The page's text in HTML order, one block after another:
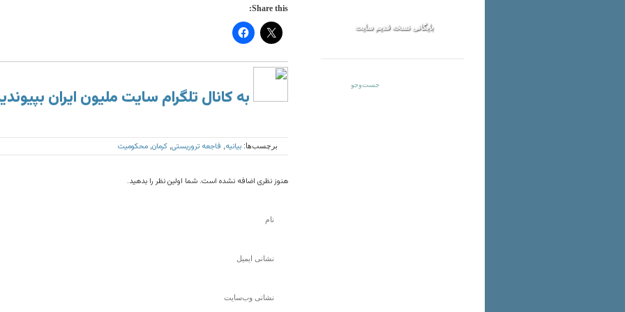
Share this:
به کانال تلگرام سایت ملیون ایران
برچسب‌ها: بیانیه فاجعه تروریستی کرمان محکومیت
هنوز نظری اضافه نشده است. شما اولین نظر را بدهید.
بایگانی نسخه قدیم سایت